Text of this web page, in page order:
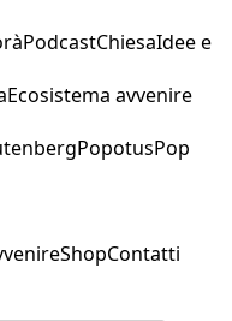
PodcastChiesaIdee e
Ecosistema avvenire
PopotusPop
ShopContatti